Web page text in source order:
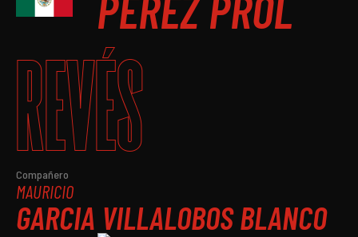
CALENDARIO
TORNEOS
MULTIMEDIA
SCOREBOARD
REVÉS
Compañero
MAURICIO
GARCIA VILLALOBOS BLANCO